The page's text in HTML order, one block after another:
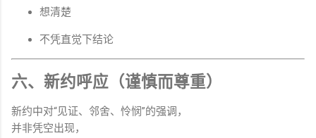
想清楚
不凭直觉下结论
六、新约呼应（谨慎而尊重）
新约中对“见证、邻舍、怜悯”的强调，
并非凭空出现，